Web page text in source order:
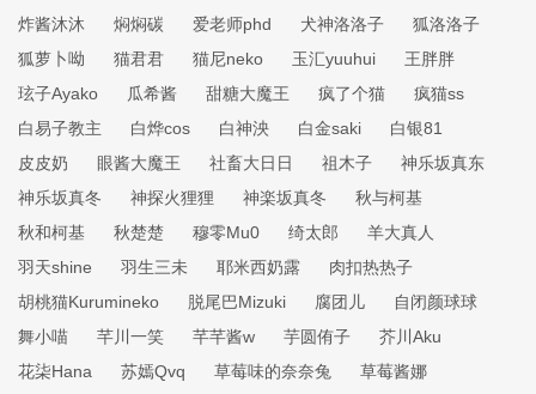
炸酱沐沐
焖焖碳 爱老师phd 犬神洛洛子
狐洛洛子
狐萝卜呦
猫君君 猫尼neko 玉汇yuuhui
王胖胖
玹子Ayako
瓜希酱 甜糖大魔王 疯了个猫
疯猫ss
白易子教主
白烨cos 白神泱 白金saki
白银81
皮皮奶
眼酱大魔王 社畜大日日 祖木子
神乐坂真东
神乐坂真冬
神探火狸狸 神楽坂真冬
秋与柯基
秋和柯基
秋楚楚 穆零Mu0 绮太郎
羊大真人
羽天shine
羽生三未 耶米西奶露
肉扣热热子
胡桃猫Kurumineko
脱尾巴Mizuki 腐团儿
自闭颜球球
舞小喵
芊川一笑 芊芊酱w 芋圆侑子
芥川Aku
花柒Hana
苏嫣Qvq 草莓味的奈奈兔
草莓酱娜